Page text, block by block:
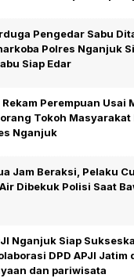
Pengedar Sabu
Polres Nganjuk
Siap Edar
Perempuan Usai
Tokoh Masyarakat
Nganjuk
Jam Beraksi, Pelaku
Dibekuk Polisi Saat
Nganjuk Siap
DPD APJI Jatim
dan pariwisata